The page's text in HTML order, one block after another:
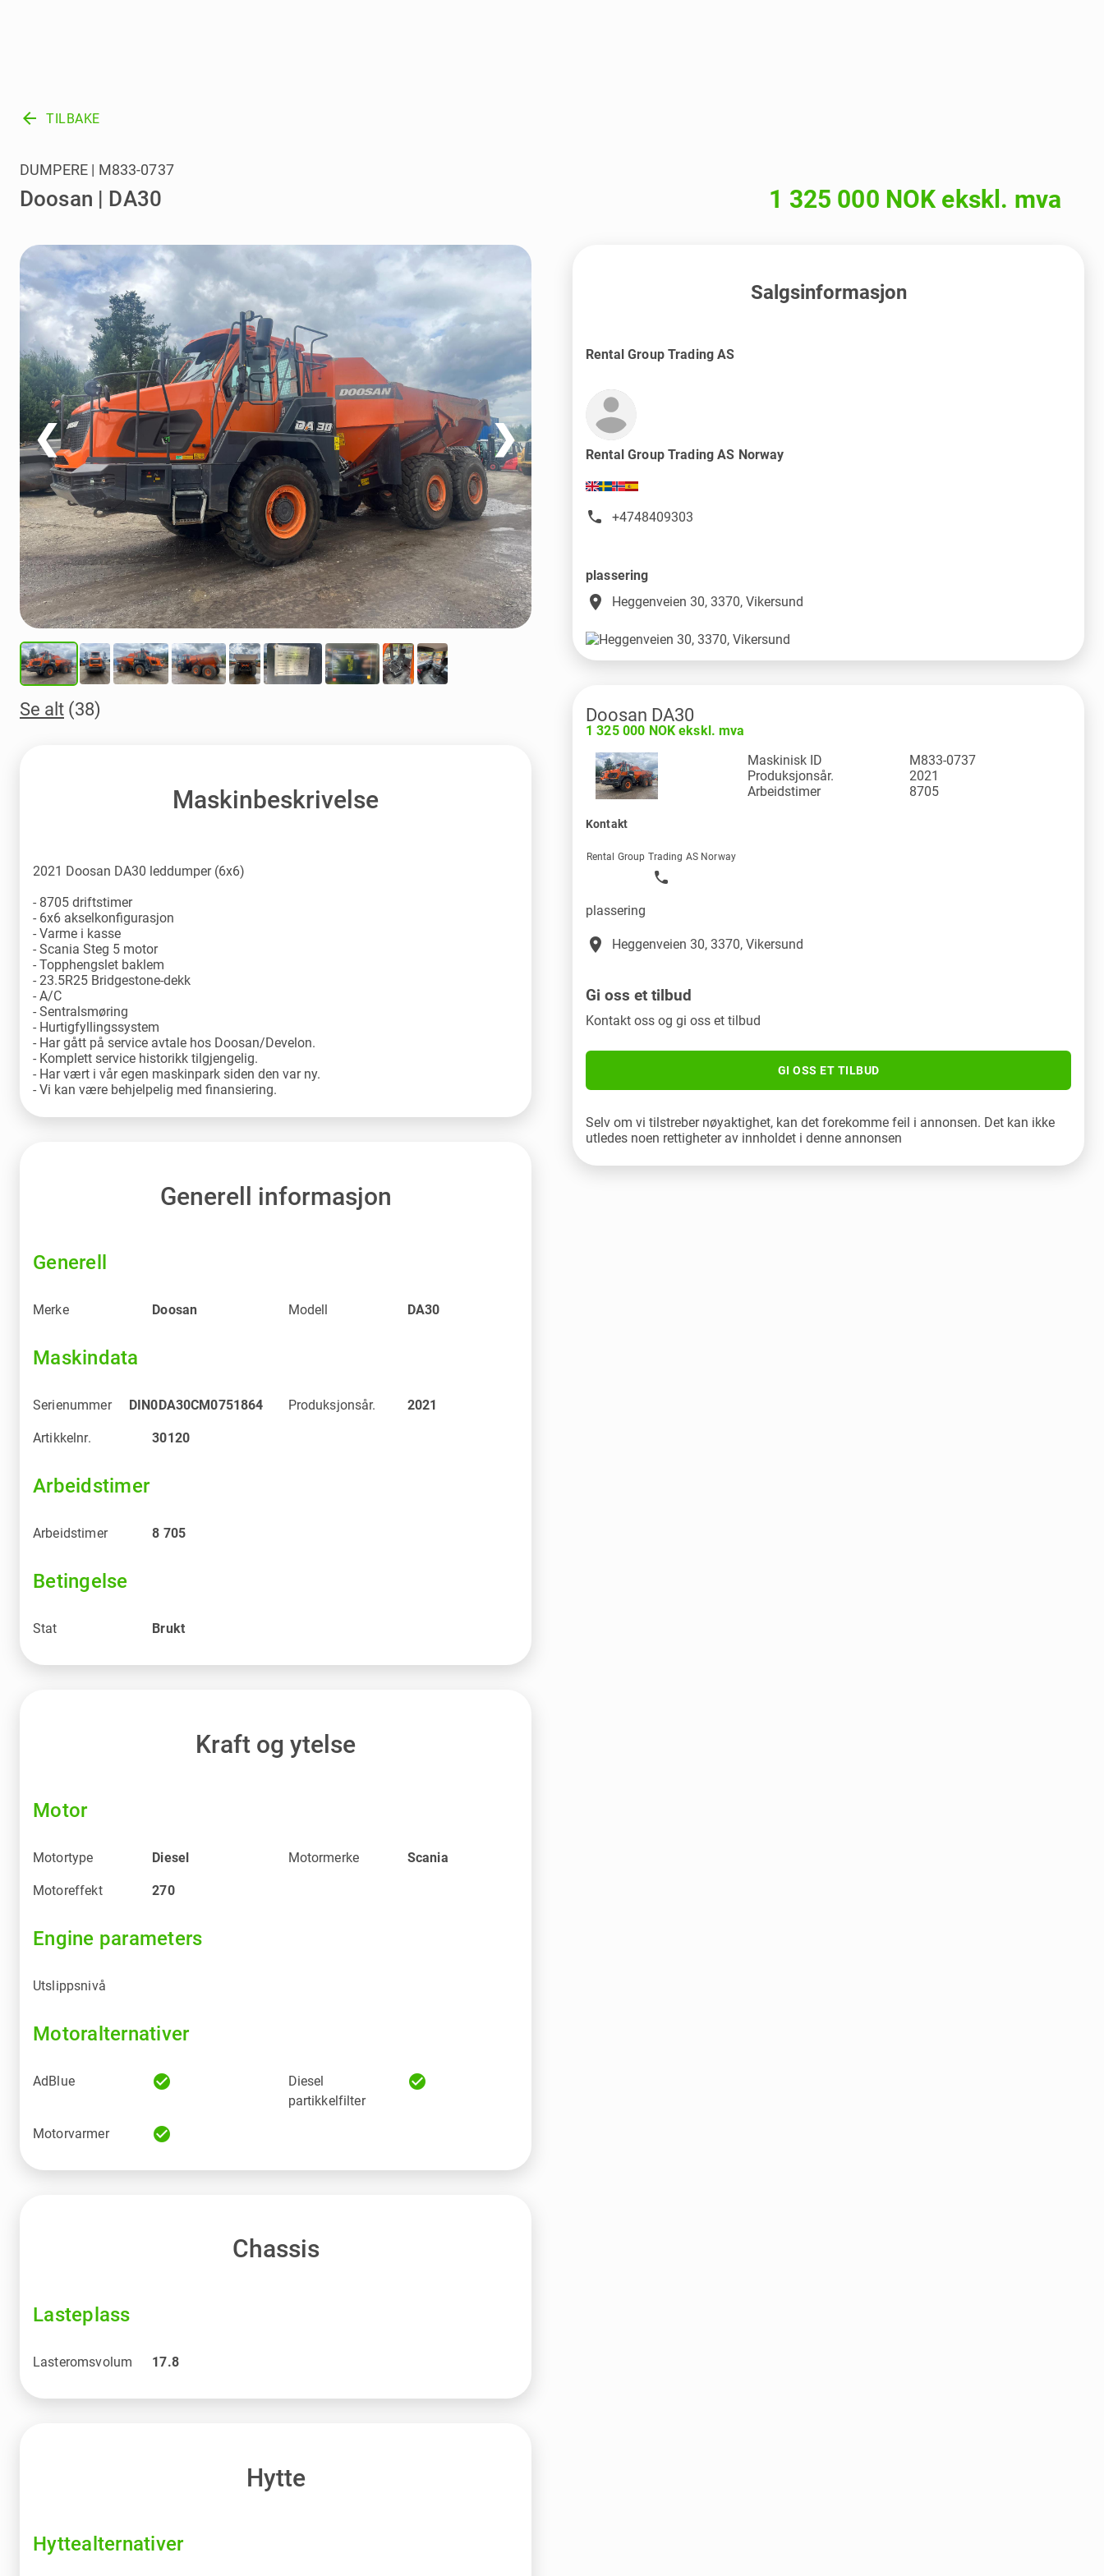
arrow_back TILBAKE
Doosan | DA30
DUMPERE | M833-0737
1 325 000 NOK ekskl. mva
❮ ❯
Se alt (38)
Maskinbeskrivelse
2021 Doosan DA30 leddumper (6x6)
- 8705 driftstimer
- 6x6 akselkonfigurasjon
- Varme i kasse
- Scania Steg 5 motor
- Topphengslet baklem
- 23.5R25 Bridgestone-dekk
- A/C
- Sentralsmøring
- Hurtigfyllingssystem
- Har gått på service avtale hos Doosan/Develon.
- Komplett service historikk tilgjengelig.
- Har vært i vår egen maskinpark siden den var ny.
- Vi kan være behjelpelig med finansiering.
Generell informasjon
Generell
Merke Doosan Modell DA30
Maskindata
Serienummer DIN0DA30CM0751864 Produksjonsår. 2021
Artikkelnr. 30120
Arbeidstimer
Arbeidstimer 8 705
Betingelse
Stat Brukt
Kraft og ytelse
Motor
Motortype Diesel Motormerke Scania
Motoreffekt 270
Engine parameters
Utslippsnivå
Motoralternativer
AdBlue check_circle
Diesel
partikkelfilter
check_circle
Motorvarmer check_circle
Chassis
Lasteplass
Lasteromsvolum 17.8
Hytte
Hyttealternativer
Salgsinformasjon
Rental Group Trading AS
Rental Group Trading AS Norway
+4748409303
plassering
place Heggenveien 30, 3370, Vikersund
Doosan DA30
1 325 000 NOK ekskl. mva
Maskinisk ID
M833-0737
Produksjonsår.
2021
Arbeidstimer
8705
Kontakt
Rental Group Trading AS Norway
plassering
place Heggenveien 30, 3370, Vikersund
Gi oss et tilbud
Kontakt oss og gi oss et tilbud
GI OSS ET TILBUD
Selv om vi tilstreber nøyaktighet, kan det forekomme feil i annonsen. Det kan ikke
utledes noen rettigheter av innholdet i denne annonsen